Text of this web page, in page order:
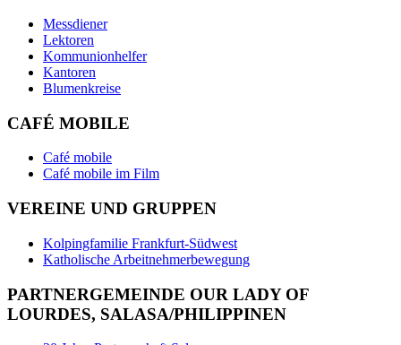
Messdiener
Lektoren
Kommunionhelfer
Kantoren
Blumenkreise
CAFÉ MOBILE
Café mobile
Café mobile im Film
VEREINE UND GRUPPEN
Kolpingfamilie Frankfurt-Südwest
Katholische Arbeitnehmerbewegung
PARTNERGEMEINDE OUR LADY OF
LOURDES, SALASA/PHILIPPINEN